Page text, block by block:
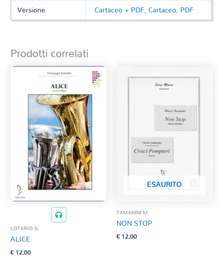
Versione Cartaceo + PDF,Cartaceo, PDF
Prodotti correlati
LOTARIO G.
ALICE
€12,00
ESAURITO
TAMANINI M.
NON STOP
€12,00